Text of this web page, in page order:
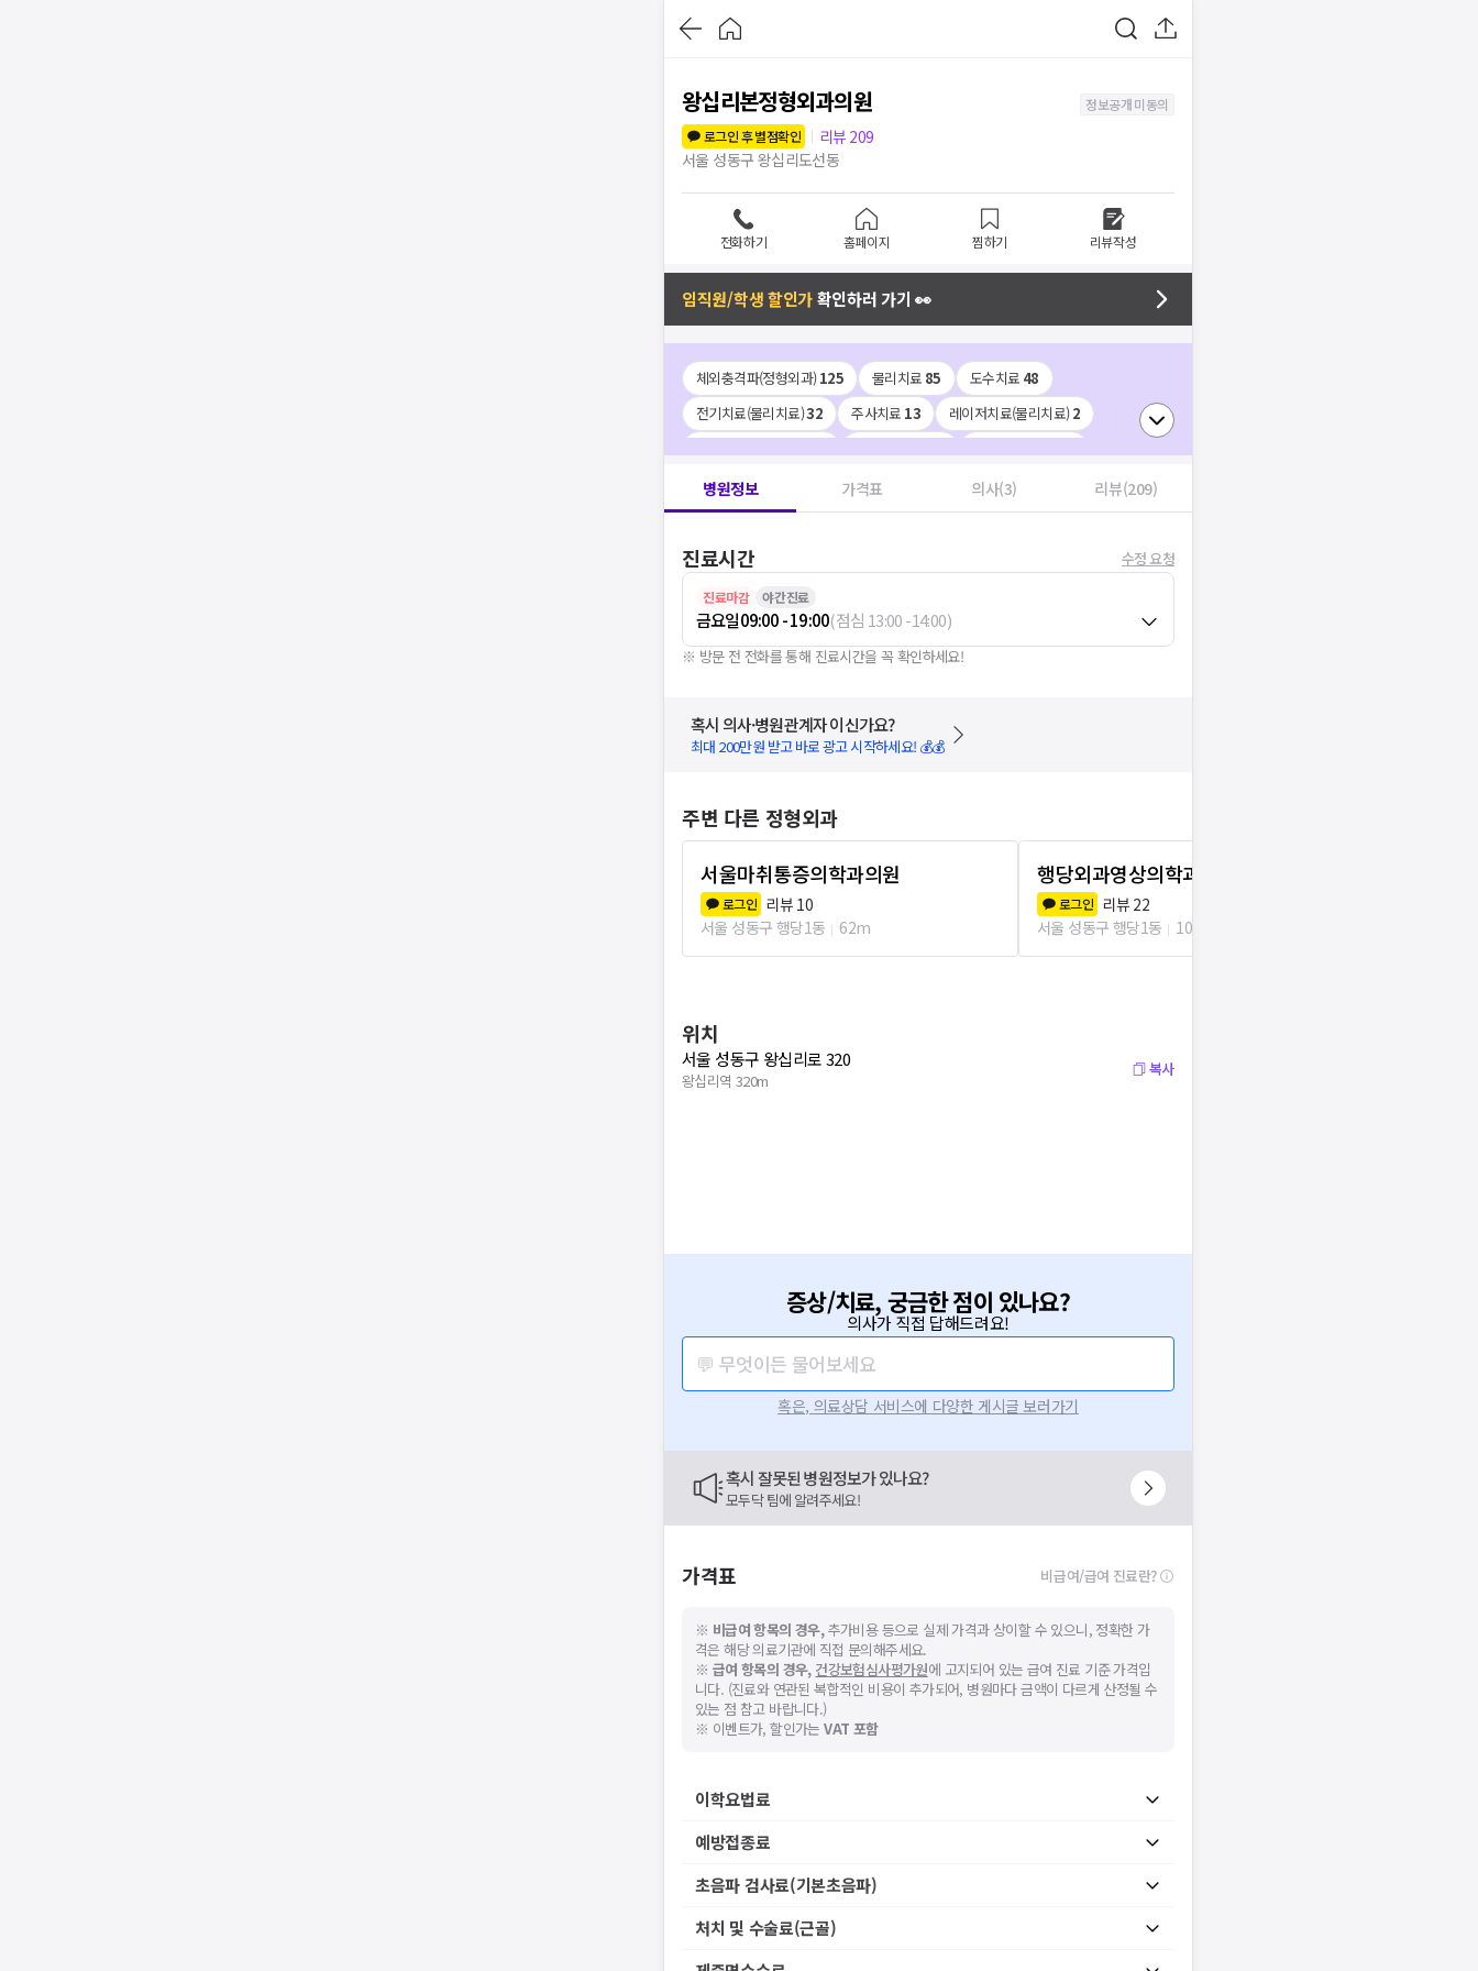
왕십리본정형외과의원
정보공개 미동의
로그인 후 별점확인
리뷰 209
서울 성동구 왕십리도선동
전화하기 홈페이지 찜하기 리뷰작성
임직원/학생 할인가확인하러 가기 👀
체외충격파(정형외과)125 물리치료 85 도수치료 48
전기치료(물리치료)32 주사치료 13 레이저치료(물리치료)2
tpi주사(통증유발점주사)
1 견인치료 신경차단술
병원정보 가격표 의사(3) 리뷰(209)
진료시간 수정 요청
진료마감 야간진료
금요일09:00 - 19:00(점심 13:00-14:00)
※ 방문 전 전화를 통해 진료시간을 꼭 확인하세요!
혹시 의사·병원관계자 이신가요?
최대 200만원 받고 바로 광고 시작하세요! 💰💰
주변 다른 정형외과
서울마취통증의학과의원
로그인 리뷰 10
서울 성동구 행당1동
62m
행당외과영상의학과의원
로그인 리뷰 22
서울 성동구 행당1동
107m
위치
서울 성동구 왕십리로 320
왕십리역 320m
복사
증상/치료, 궁금한 점이 있나요?
의사가 직접 답해드려요!
💬 무엇이든 물어보세요
혹은, 의료상담 서비스에 다양한 게시글 보러가기
혹시 잘못된 병원정보가 있나요?
모두닥 팀에 알려주세요!
가격표 비급여/급여 진료란?
※ 비급여 항목의 경우,추가비용 등으로 실제 가격과 상이할 수 있으니, 정확한 가
격은 해당 의료기관에 직접 문의해주세요.
※ 급여 항목의 경우, 건강보험심사평가원에 고지되어 있는 급여 진료 기준 가격입
니다. (진료와 연관된 복합적인 비용이 추가되어, 병원마다 금액이 다르게 산정될 수
있는 점 참고 바랍니다.)
※ 이벤트가, 할인가는VAT 포함
이학요법료
예방접종료
초음파 검사료(기본초음파)
처치 및 수술료(근골)